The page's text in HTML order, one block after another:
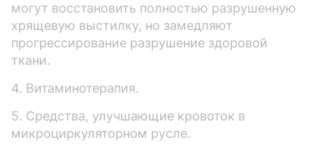
могут восстановить полностью разрушенную
хрящевую выстилку, но замедляют
прогрессирование разрушение здоровой
ткани.
4. Витаминотерапия.
5. Средства, улучшающие кровоток в
микроциркуляторном русле.